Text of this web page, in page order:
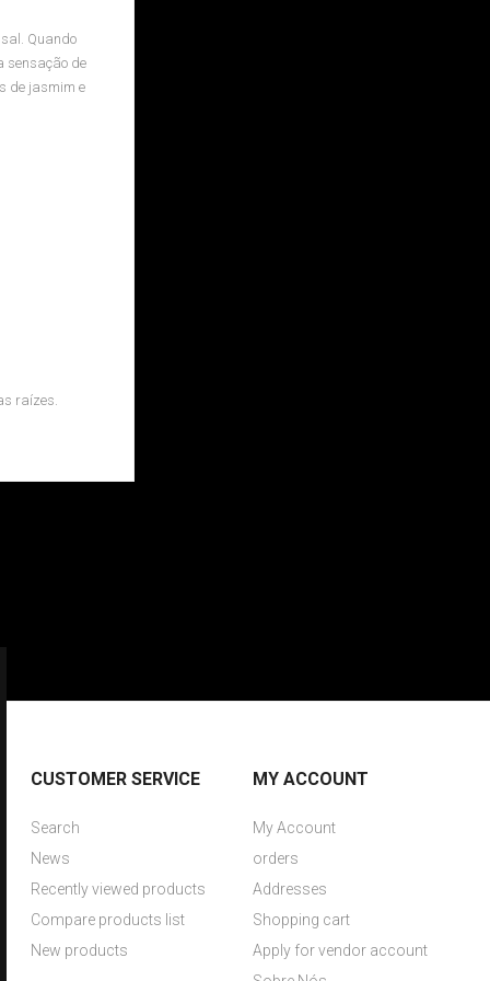
Quando
sensação de
de jasmim e
raízes.
CUSTOMER SERVICE
Search
News
Recently viewed products
Compare products list
New products
MY ACCOUNT
My Account
orders
Addresses
Shopping cart
Apply for vendor account